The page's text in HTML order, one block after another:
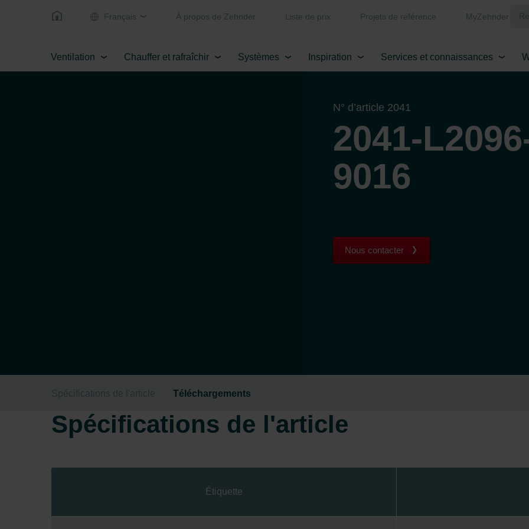
Français Á propos de Zehnder Liste de prix Projets de référence MyZehnder
Ventilation Chauffer et rafraîchir Systèmes Inspiration Services et connaissances
N° d’article 2041
2041-
9016
Nous contacter
Spécifications de l'article Téléchargements
Spécifications de l'article
Étiquette